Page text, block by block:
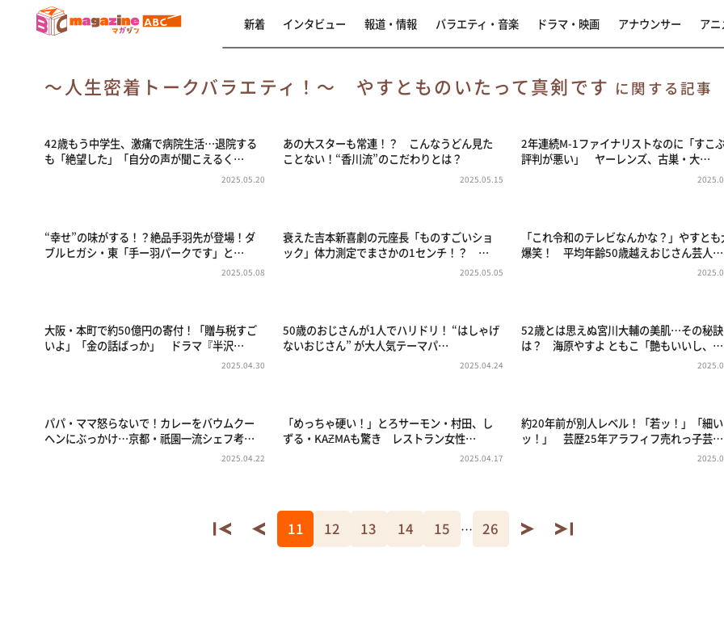
新着 インタビュー 報道・情報 バラエティ・音楽 ドラマ・映画 アナウンサー アニ
～人生密着トークバラエティ！～ やすとものいたって真剣です に関する記事
42歳もう中学生、激痛で病院生活…退院する
も「絶望した」「自分の声が聞こえるく…
2025.05.20
あの大スターも常連！？ こんなうどん見た
ことない！“香川流”のこだわりとは？
2025.05.15
2年連続M-1ファイナリストなのに「すこ
評判が悪い」 ヤーレンズ、古巣・大…
“幸せ”の味がする！？絶品手羽先が登場！ダ
ブルヒガシ・東「手ー羽パークです」と…
2025.05.08
衰えた吉本新喜劇の元座長「ものすごいショ
ック」体力測定でまさかの1センチ！？ …
2025.05.05
「これ令和のテレビなんかな？」やすとも
爆笑！ 平均年齢50歳越えおじさん芸人…
大阪・本町で約50億円の寄付！「贈与税すご
いよ」「金の話ばっか」 ドラマ『半沢…
2025.04.30
50歳のおじさんが1人でハリドリ！ “はしゃげ
ないおじさん” が大人気テーマパ…
2025.04.24
52歳とは思えぬ宮川大輔の美肌…その秘訣
は？ 海原やすよ ともこ「艶もいいし、…
パパ・ママ怒らないで！カレーをバウムクー
ヘンにぶっかけ…京都・祇園一流シェフ考…
2025.04.22
「めっちゃ硬い！」とろサーモン・村田、し
ずる・KAƵMAも驚き レストラン女性…
2025.04.17
約20年前が別人レベル！「若ッ！」「細い
ッ！」 芸歴25年アラフィフ売れっ子芸…
11 12 13 14 15 … 26